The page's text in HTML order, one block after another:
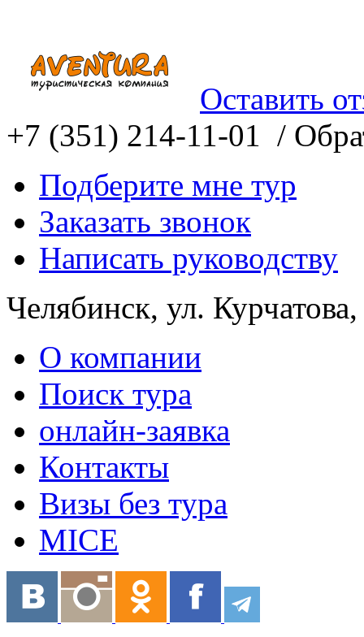
Оставить
+7 (351) 214-11-01 /
Подберите мне тур
Заказать звонок
Написать руководству
Челябинск, ул.
О компании
Поиск тура
онлайн-заявка
Контакты
Визы без тура
MICE